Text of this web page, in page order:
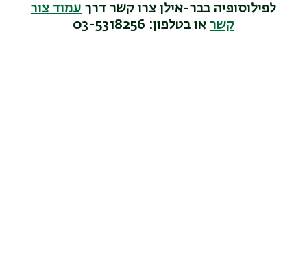
לפילוסופיה בבר-אילן צרו קשר דרך עמוד צור
קשר או בטלפון: 03-5318256